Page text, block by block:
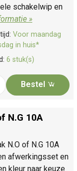
schakelwip en
»
Voor maandag
in huis*
6 stuk(s)
Bestel
N.G 10A
N.O of N.G 10A
afwerkingsset en
kleur naar keuze